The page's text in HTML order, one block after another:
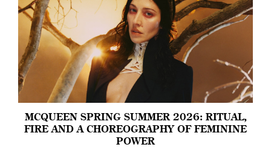
MCQUEEN SPRING SUMMER 2026: RITUAL,
FIRE AND A CHOREOGRAPHY OF FEMININE
POWER